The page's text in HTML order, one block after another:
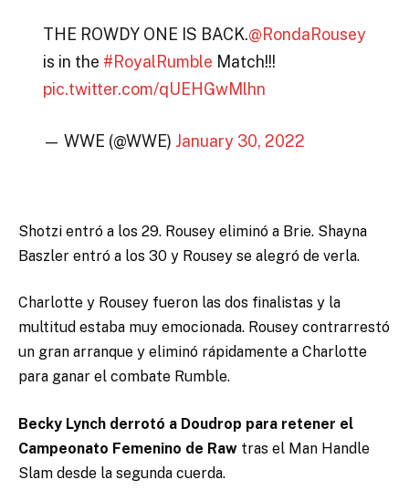
THE ROWDY ONE IS BACK.@RondaRousey
is in the #RoyalRumble Match!!!
pic.twitter.com/qUEHGwMlhn
— WWE (@WWE) January 30, 2022
Shotzi entró a los 29. Rousey eliminó a Brie. Shayna
Baszler entró a los 30 y Rousey se alegró de verla.
Charlotte y Rousey fueron las dos finalistas y la
multitud estaba muy emocionada. Rousey contrarrestó
un gran arranque y eliminó rápidamente a Charlotte
para ganar el combate Rumble.
Becky Lynch derrotó a Doudrop para retener el
Campeonato Femenino de Raw tras el Man Handle
Slam desde la segunda cuerda.